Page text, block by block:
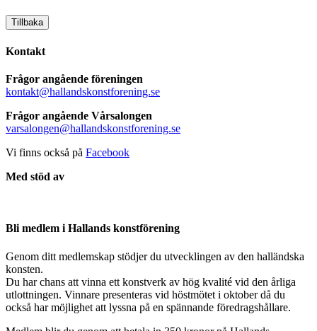
Tillbaka
Kontakt
Frågor angående föreningen
kontakt@hallandskonstforening.se
Frågor angående Vårsalongen
varsalongen@hallandskonstforening.se
Vi finns också på Facebook
Med stöd av
Bli medlem i Hallands konstförening
Genom ditt medlemskap stödjer du utvecklingen av den halländska
konsten.
Du har chans att vinna ett konstverk av hög kvalité vid den årliga
utlottningen. Vinnare presenteras vid höstmötet i oktober då du
också har möjlighet att lyssna på en spännande föredragshållare.